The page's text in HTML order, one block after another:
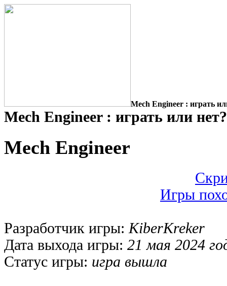
Mech Engineer : играть
Mech Engineer : играть или нет?
Mech Engineer
Игры
Разработчик игры: KiberKreker
Дата выхода игры: 21 мая 2024
Статус игры: игра вышла